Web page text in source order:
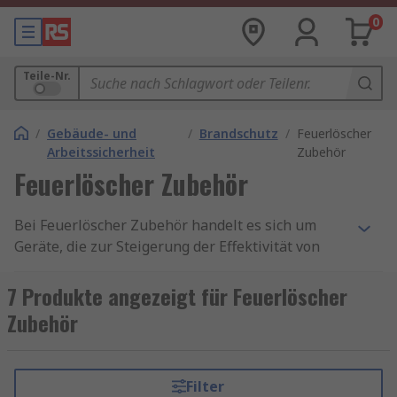
0
Teile-Nr.
/ Gebäude- und
Arbeitssicherheit
/ Brandschutz / Feuerlöscher
Zubehör
Feuerlöscher Zubehör
Bei Feuerlöscher Zubehör handelt es sich um
Geräte, die zur Steigerung der Effektivität von
es sich um eine Frage der Sicherheit oder
Notwendigkeit handelt, diese Zubehörteile sind
von entscheidender Bedeutung für das
7 Produkte angezeigt für Feuerlöscher
Zubehör
Filter